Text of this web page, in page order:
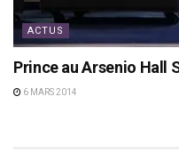
ACTUS
Prince au Arsenio Hall
6 MARS 2014